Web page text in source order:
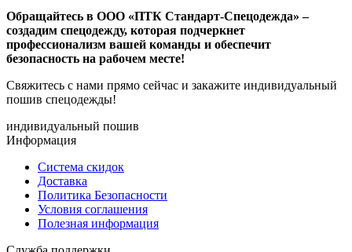
Обращайтесь в ООО «ПТК Стандарт-Спецодежда» –
создадим спецодежду, которая подчеркнет
профессионализм вашей команды и обеспечит
безопасность на рабочем месте!
Свяжитесь с нами прямо сейчас и закажите индивидуальный
пошив спецодежды!
индивидуальный пошив
Информация
Система скидок
Доставка
Политика Безопасности
Условия соглашения
Полезная информация